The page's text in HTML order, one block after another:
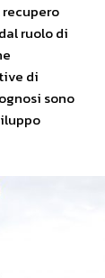
recupero
ruolo di
di
sono